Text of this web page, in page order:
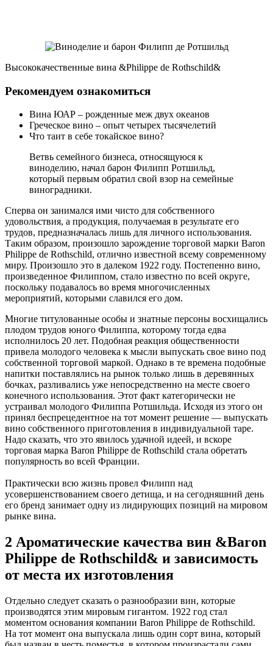
Высококачественные вина &Philippe de Rothschild&
Рекомендуем ознакомиться
Вина ЮАР – рожденные меж двух океанов
Греческое вино – опыт четырех тысячелетий
Что таит в себе токайское вино?
Ветвь семейного бизнеса, относящуюся к
виноделию, начал барон Филипп Ротшильд,
который первым обратил свой взор на семейные
виноградники.
Сперва он занимался ими чисто для собственного
удовольствия, а продукция, получаемая в результате его
трудов, предназначалась лишь для личного использования.
Таким образом, произошло зарождение торговой марки Baron
Philippe de Rothschild, отлично известной всему современному
миру. Произошло это в далеком 1922 году. Постепенно вино,
произведенное Филиппом, стало известно по всей округе,
поскольку подавалось во время многочисленных
мероприятий, которыми славился его дом.
Многие титулованные особы и знатные персоны восхищались
плодом трудов юного Филиппа, которому тогда едва
исполнилось 20 лет. Подобная реакция общественности
привела молодого человека к мысли выпускать свое вино под
собственной торговой маркой. Однако в те времена подобные
напитки поставлялись на рынок только лишь в деревянных
бочках, разливались уже непосредственно на месте своего
конечного использования. Этот факт категорически не
устраивал молодого Филиппа Ротшильда. Исходя из этого он
принял беспрецедентное на тот момент решение — выпускать
вино собственного приготовления в индивидуальной таре.
Надо сказать, что это явилось удачной идеей, и вскоре
торговая марка Baron Philippe de Rothschild стала обретать
популярность во всей Франции.
Практически всю жизнь провел Филипп над
усовершенствованием своего детища, и на сегодняшний день
его бренд занимает одну из лидирующих позиций на мировом
рынке вина.
2 Ароматические качества вин &Baron
Philippe de Rothschild& и зависимость
от места их изготовления
Отдельно следует сказать о разнообразии вин, которые
производятся этим мировым гигантом. 1922 год стал
моментом основания компании Baron Philippe de Rothschild.
На тот момент она выпускала лишь один сорт вина, который